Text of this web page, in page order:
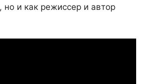
но и как режиссер и автор